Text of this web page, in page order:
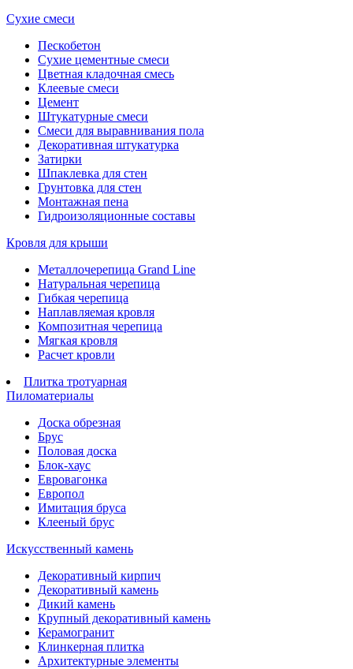
Сухие смеси
Пескобетон
Сухие цементные смеси
Цветная кладочная смесь
Клеевые смеси
Цемент
Штукатурные смеси
Смеси для выравнивания пола
Декоративная штукатурка
Затирки
Шпаклевка для стен
Грунтовка для стен
Монтажная пена
Гидроизоляционные составы
Кровля для крыши
Металлочерепица Grand Line
Натуральная черепица
Гибкая черепица
Наплавляемая кровля
Композитная черепица
Мягкая кровля
Расчет кровли
Плитка тротуарная
Пиломатериалы
Доска обрезная
Брус
Половая доска
Блок-хаус
Евровагонка
Европол
Имитация бруса
Клееный брус
Искусственный камень
Декоративный кирпич
Декоративный камень
Дикий камень
Крупный декоративный камень
Керамогранит
Клинкерная плитка
Архитектурные элементы